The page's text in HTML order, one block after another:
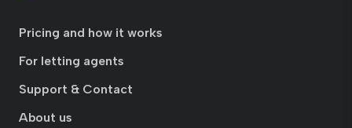
Pricing and how it works
For letting agents
Support & Contact
About us